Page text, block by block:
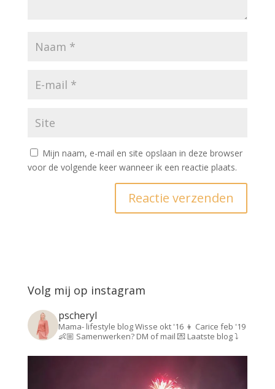
Mijn naam, e-mail en site opslaan in deze browser
voor de volgende keer wanneer ik een reactie plaats.
Volg mij op instagram
pscheryl
Mama- lifestyle blogWisse okt '16 👦 Carice feb '19
👶🏼 Samenwerken? DM of mail 💌Laatste blog ⤵️